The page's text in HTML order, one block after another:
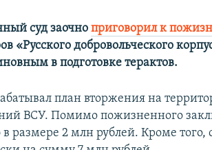
суд заочноприговорил к
«Русского добровольческого
в подготовке терактов.
план вторжения на
ВСУ. Помимо пожизненного
2 млн рублей. Кроме того,